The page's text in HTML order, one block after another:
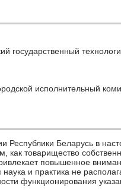
государственный
исполнительный
Республики Беларусь в
товарищество
повышенное
и практика не
функционирования